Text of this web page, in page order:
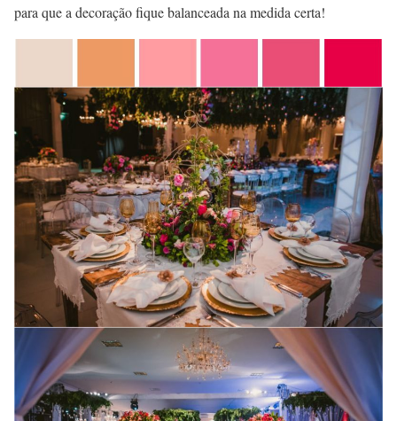
para que a decoração fique balanceada na medida certa!